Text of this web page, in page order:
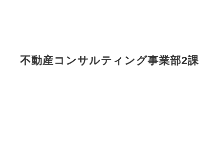
不動産コンサルティング事業部2課